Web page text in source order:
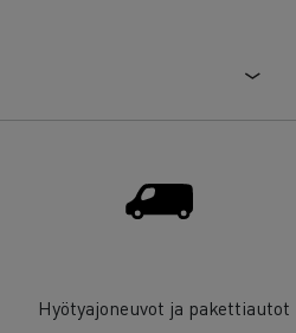
Hyötyajoneuvot ja pakettiautot